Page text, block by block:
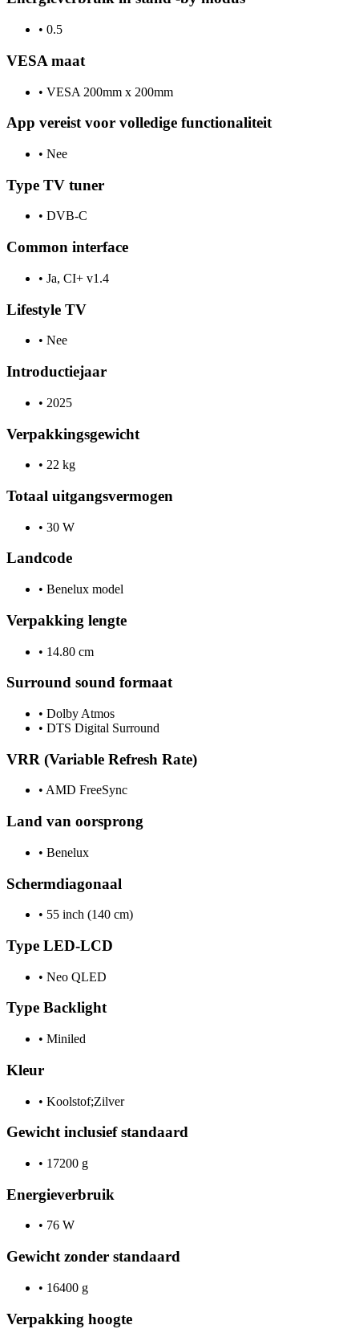
• 0.5
VESA maat
• VESA 200mm x 200mm
App vereist voor volledige functionaliteit
• Nee
Type TV tuner
• DVB-C
Common interface
• Ja, CI+ v1.4
Lifestyle TV
• Nee
Introductiejaar
• 2025
Verpakkingsgewicht
• 22 kg
Totaal uitgangsvermogen
• 30 W
Landcode
• Benelux model
Verpakking lengte
• 14.80 cm
Surround sound formaat
• Dolby Atmos
• DTS Digital Surround
VRR (Variable Refresh Rate)
• AMD FreeSync
Land van oorsprong
• Benelux
Schermdiagonaal
• 55 inch (140 cm)
Type LED-LCD
• Neo QLED
Type Backlight
• Miniled
Kleur
• Koolstof;Zilver
Gewicht inclusief standaard
• 17200 g
Energieverbruik
• 76 W
Gewicht zonder standaard
• 16400 g
Verpakking hoogte